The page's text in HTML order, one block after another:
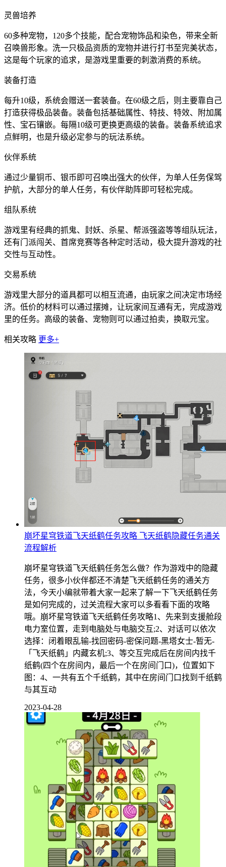
灵兽培养
60多种宠物，120多个技能，配合宠物饰品和染色，带来全新
召唤兽形象。洗一只极品资质的宠物并进行打书至完美状态，
这是每个玩家的追求，是游戏里重要的刺激消费的系统。
装备打造
每升10级，系统会赠送一套装备。在60级之后，则主要靠自己
打造获得极品装备。装备包括基础属性、特技、特效、附加属
性、宝石镶嵌。每隔10级可更换更高级的装备。装备系统追求
点鲜明，也是升级必定参与的玩法系统。
伙伴系统
通过少量铜币、银币即可召唤出强大的伙伴，为单人任务保驾
护航，大部分的单人任务，有伙伴助阵即可轻松完成。
组队系统
游戏里有经典的抓鬼、封妖、杀星、帮派强盗等等组队玩法，
还有门派闯关、首席竞赛等各种定时活动，极大提升游戏的社
交性与互动性。
交易系统
游戏里大部分的道具都可以相互流通，由玩家之间决定市场经
济。低价的材料可以通过摆摊，让玩家间互通有无，完成游戏
里的任务。高级的装备、宠物则可以通过拍卖，换取元宝。
相关攻略 更多+
崩坏星穹铁道飞天纸鹤任务攻略 飞天纸鹤隐藏任务通关
流程解析
崩坏星穹铁道飞天纸鹤任务怎么做？作为游戏中的隐藏
任务，很多小伙伴都还不清楚飞天纸鹤任务的通关方
法，今天小编就带着大家一起来了解一下飞天纸鹤任务
是如何完成的，过关流程大家可以多看看下面的攻略
哦。崩坏星穹铁道飞天纸鹤任务攻略1、先来到支援舱段
电力室位置，走到电脑处与电脑交互;2、对话可以依次
选择：闭着眼乱输-找回密码-密保问题-黑塔女士-暂无-
「飞天纸鹤」内藏玄机;3、等交互完成后在房间内找千
纸鹤(四个在房间内，最后一个在房间门口)，位置如下
图：4、一共有五个千纸鹤，其中在房间门口找到千纸鹤
与其互动
2023-04-28